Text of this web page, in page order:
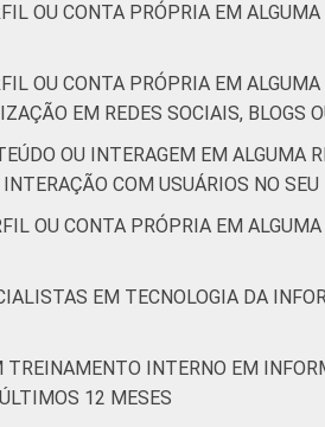
para o Desenvolvimento da
organizações sem fins lucrativos
OU CONTA PRÓPRIA EM
OU CONTA PRÓPRIA EM
EM REDES SOCIAIS, BLOGS
OU INTERAGEM EM ALGUMA
COM USUÁRIOS NO
OU CONTA PRÓPRIA EM
EM TECNOLOGIA DA
TREINAMENTO INTERNO EM
12 MESES